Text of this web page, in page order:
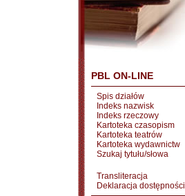
PBL ON-LINE
Spis działów
Indeks nazwisk
Indeks rzeczowy
Kartoteka czasopism
Kartoteka teatrów
Kartoteka wydawnictw
Szukaj tytułu/słowa
Transliteracja
Deklaracja dostępności